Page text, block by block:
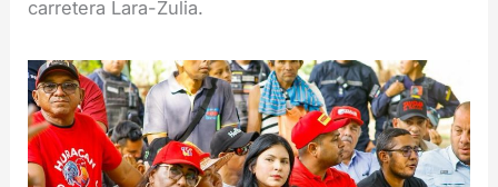
carretera Lara-Zulia.